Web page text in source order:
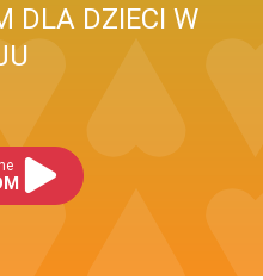
DLA DZIECI W